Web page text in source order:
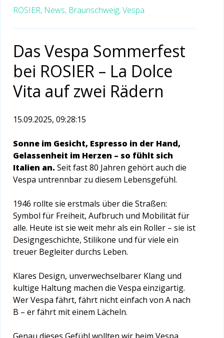
ROSIER, News, Braunschweig,Vespa
Das Vespa Sommerfest
bei ROSIER – La Dolce
Vita auf zwei Rädern
15.09.2025, 09:28:15
Sonne im Gesicht, Espresso in der Hand,
Gelassenheit im Herzen – so fühlt sich
Italien an. Seit fast 80 Jahren gehört auch die
Vespa untrennbar zu diesem Lebensgefühl.
1946 rollte sie erstmals über die Straßen:
Symbol für Freiheit, Aufbruch und Mobilität für
alle. Heute ist sie weit mehr als ein Roller – sie ist
Designgeschichte, Stilikone und für viele ein
treuer Begleiter durchs Leben.
Klares Design, unverwechselbarer Klang und
kultige Haltung machen die Vespa einzigartig.
Wer Vespa fährt, fährt nicht einfach von A nach
B – er fährt mit einem Lächeln.